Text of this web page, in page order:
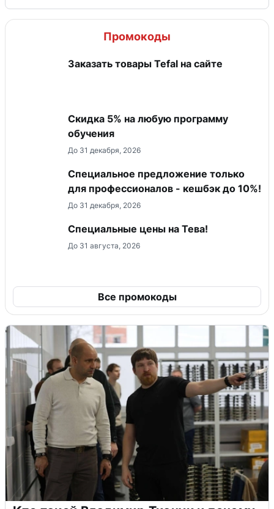
Промокоды
Заказать товары Tefal на сайте
Скидка 5% на любую программу
обучения
До 31 декабря, 2026
Специальное предложение только
для профессионалов - кешбэк до 10%!
До 31 декабря, 2026
Специальные цены на Тева!
До 31 августа, 2026
Все промокоды